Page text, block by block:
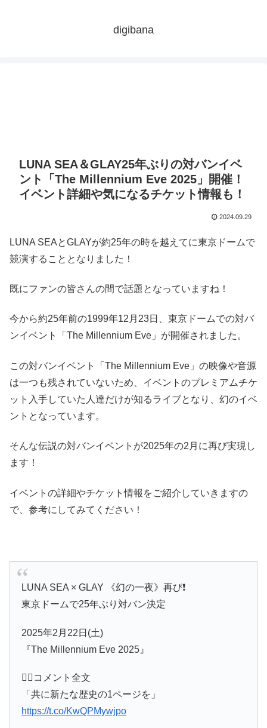
digibana
LUNA SEA＆GLAY25年ぶりの対バンイベ
ント「The Millennium Eve 2025」開催！
イベント詳細や気になるチケット情報も！
2024.09.29
LUNA SEAとGLAYが約25年の時を越えてに東京ドームで
競演することとなりました！
既にファンの皆さんの間で話題となっていますね！
今から約25年前の1999年12月23日、東京ドームでの対バ
ンイベント「The Millennium Eve」が開催されました。
この対バンイベント「The Millennium Eve」の映像や音源
は一つも残されていないため、イベントのプレミアムチケ
ット入手していた人達だけが知るライブとなり、幻のイベ
ントとなっています。
そんな伝説の対バンイベントが2025年の2月に再び実現し
ます！
イベントの詳細やチケット情報をご紹介していきますの
で、参考にしてみてください！
LUNA SEA × GLAY 《幻の一夜》再び❗️
東京ドームで25年ぶり対バン決定
2025年2月22日(土)
『The Millennium Eve 2025』
✍🏻コメント全文
「共に新たな歴史の1ページを」
https://t.co/KwQPMywjpo